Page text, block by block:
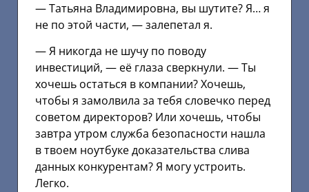
— Татьяна Владимировна, вы шутите? Я… я
не по этой части, — залепетал я.
— Я никогда не шучу по поводу
инвестиций, — её глаза сверкнули. — Ты
хочешь остаться в компании? Хочешь,
чтобы я замолвила за тебя словечко перед
советом директоров? Или хочешь, чтобы
завтра утром служба безопасности нашла
в твоем ноутбуке доказательства слива
данных конкурентам? Я могу устроить.
Легко.